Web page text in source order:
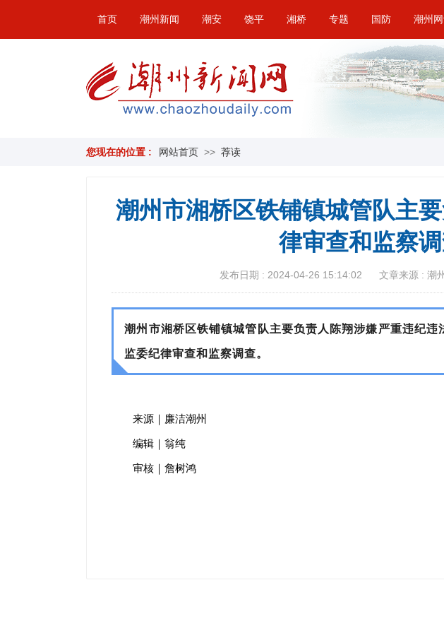
首页 潮州新闻 潮安 饶平 湘桥 专题 国防 潮州
您现在的位置 : 网站首页 >> 荐读
潮州市湘桥区铁铺镇城管队主
律审查和监察
发布日期 : 2024-04-26 15:14:02 文章来源 : 潮
潮州市湘桥区铁铺镇城管队主要负责人陈翔涉嫌严重违纪
监委纪律审查和监察调查。
来源｜廉洁潮州
编辑｜翁纯
审核｜詹树鸿